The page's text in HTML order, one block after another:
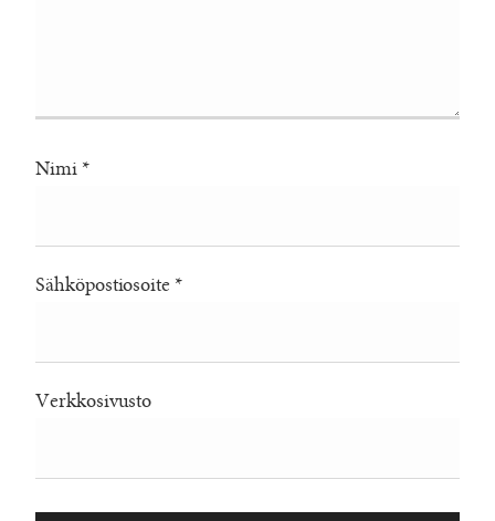
Nimi *
Sähköpostiosoite *
Verkkosivusto